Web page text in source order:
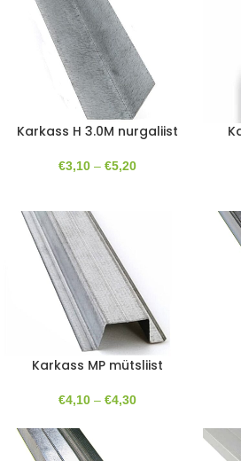
Karkass H 3.0M nurgaliist
€3,10– €5,20
Karkass MP mütsliist
€4,10– €4,30